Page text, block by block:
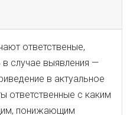
ответственые,
в случае выявления —
в актуальное
ответственные с каким
понижающим